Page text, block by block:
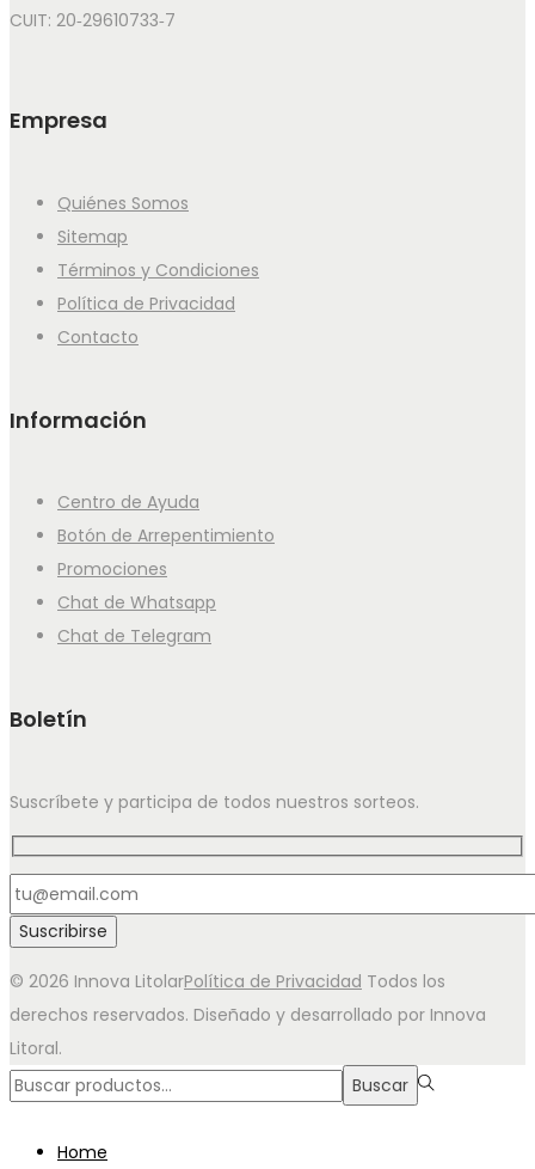
CUIT: 20‑29610733‑7
Empresa
Quiénes Somos
Sitemap
Términos y Condiciones
Política de Privacidad
Contacto
Información
Centro de Ayuda
Botón de Arrepentimiento
Promociones
Chat de Whatsapp
Chat de Telegram
Boletín
Suscríbete y participa de todos nuestros sorteos.
© 2026 Innova LitolarPolítica de Privacidad Todos los
derechos reservados. Diseñado y desarrollado por Innova
Litoral.
Búsqueda
Buscar
Home